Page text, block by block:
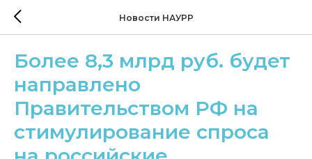
Новости НАУРР
Более 8,3 млрд руб. будет
направлено
Правительством РФ на
стимулирование спроса